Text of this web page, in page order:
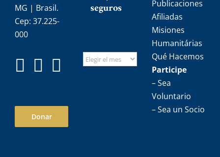
MG | Brasil.
Cep: 37.225-
000
Donar
seguros
Publicaciones
Afiliadas
Misiones
Humanitárias
Qué Hacemos
Participe
– Sea
Voluntario
– Sea un Socio